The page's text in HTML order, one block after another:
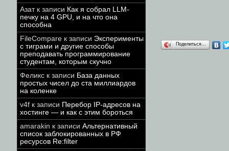
Азатк записи Как я собрал LLM-
печку на 4 GPU, и на что она
способна
FileCompare к записи Эксперименты
с тиграми и другие способы
преподавать программирование
студентам, которым скучно
Феликс к записи База данных
простых чисел до ста миллиардов
на коленке
v4f к записи Перебор IP-адресов на
хостинге — и как с этим бороться
amarakin к записи Альтернативный
список заблокированных в РФ
ресурсов Re:filter
Поделиться…